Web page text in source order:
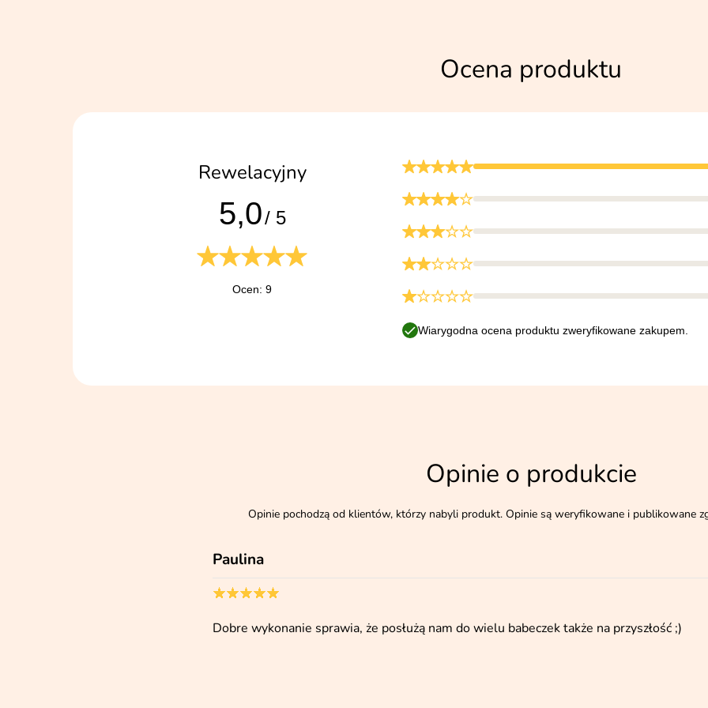
Ocena produktu
Rewelacyjny
5,0/ 5
Ocen: 9
Wiarygodna ocena produktu zweryfikowane zakupem.
Opinie o produkcie
Opinie pochodzą od klientów, którzy nabyli produkt. Opinie są weryfikowane i publikowane
Paulina
Dobre wykonanie sprawia, że posłużą nam do wielu babeczek także na przyszłość ;)